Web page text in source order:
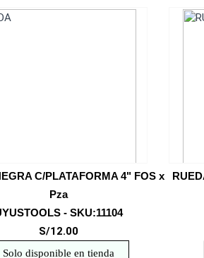
C/PLATAFORMA 4" FOS x
Pza
- SKU:11104
S/12.00
Solo disponible en tienda